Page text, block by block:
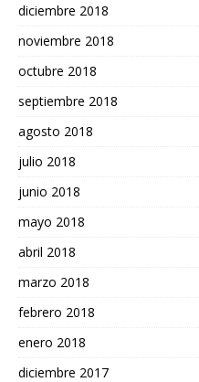
diciembre 2018
noviembre 2018
octubre 2018
septiembre 2018
agosto 2018
julio 2018
junio 2018
mayo 2018
abril 2018
marzo 2018
febrero 2018
enero 2018
diciembre 2017